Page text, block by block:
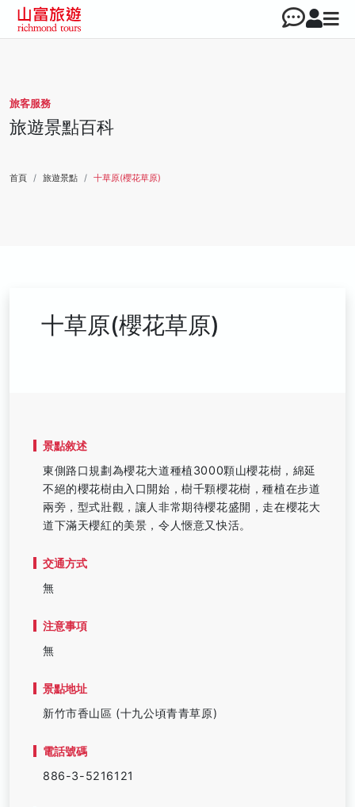
旅客服務
旅遊景點百科
首頁 旅遊景點 十草原(櫻花草原)
十草原(櫻花草原)
景點敘述
東側路口規劃為櫻花大道種植3000顆山櫻花樹，綿延
不絕的櫻花樹由入口開始，樹千顆櫻花樹，種植在步道
兩旁，型式壯觀，讓人非常期待櫻花盛開，走在櫻花大
道下滿天櫻紅的美景，令人愜意又快活。
交通方式
無
注意事項
無
景點地址
新竹市香山區 (十九公頃青青草原)
電話號碼
886-3-5216121